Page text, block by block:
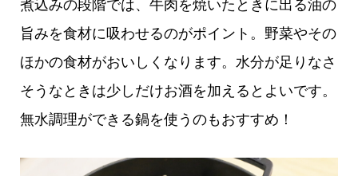
煮込みの段階では、牛肉を焼いたときに出る油の
旨みを食材に吸わせるのがポイント。野菜やその
ほかの食材がおいしくなります。水分が足りなさ
そうなときは少しだけお酒を加えるとよいです。
無水調理ができる鍋を使うのもおすすめ！